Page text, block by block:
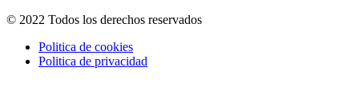
© 2022 Todos los derechos reservados
Politica de cookies
Politica de privacidad